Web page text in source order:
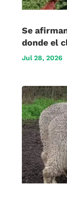
Se
donde el
Jul 28, 2026